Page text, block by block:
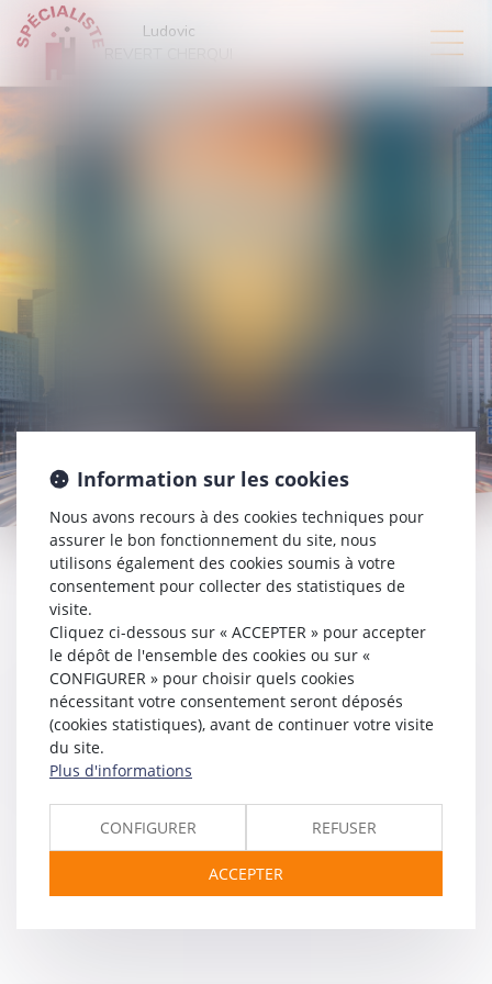
Ludovic
SERVICES
ESPACE CLIENT
Information sur les cookies
Nous avons recours à des cookies techniques pour
assurer le bon fonctionnement du site, nous
utilisons également des cookies soumis à votre
consentement pour collecter des statistiques de
visite.
Cliquez ci-dessous sur « ACCEPTER » pour accepter
le dépôt de l'ensemble des cookies ou sur «
CONFIGURER » pour choisir quels cookies
nécessitant votre consentement seront déposés
(cookies statistiques), avant de continuer votre visite
du site.
Plus d'informations
CONFIGURER REFUSER
ACCEPTER